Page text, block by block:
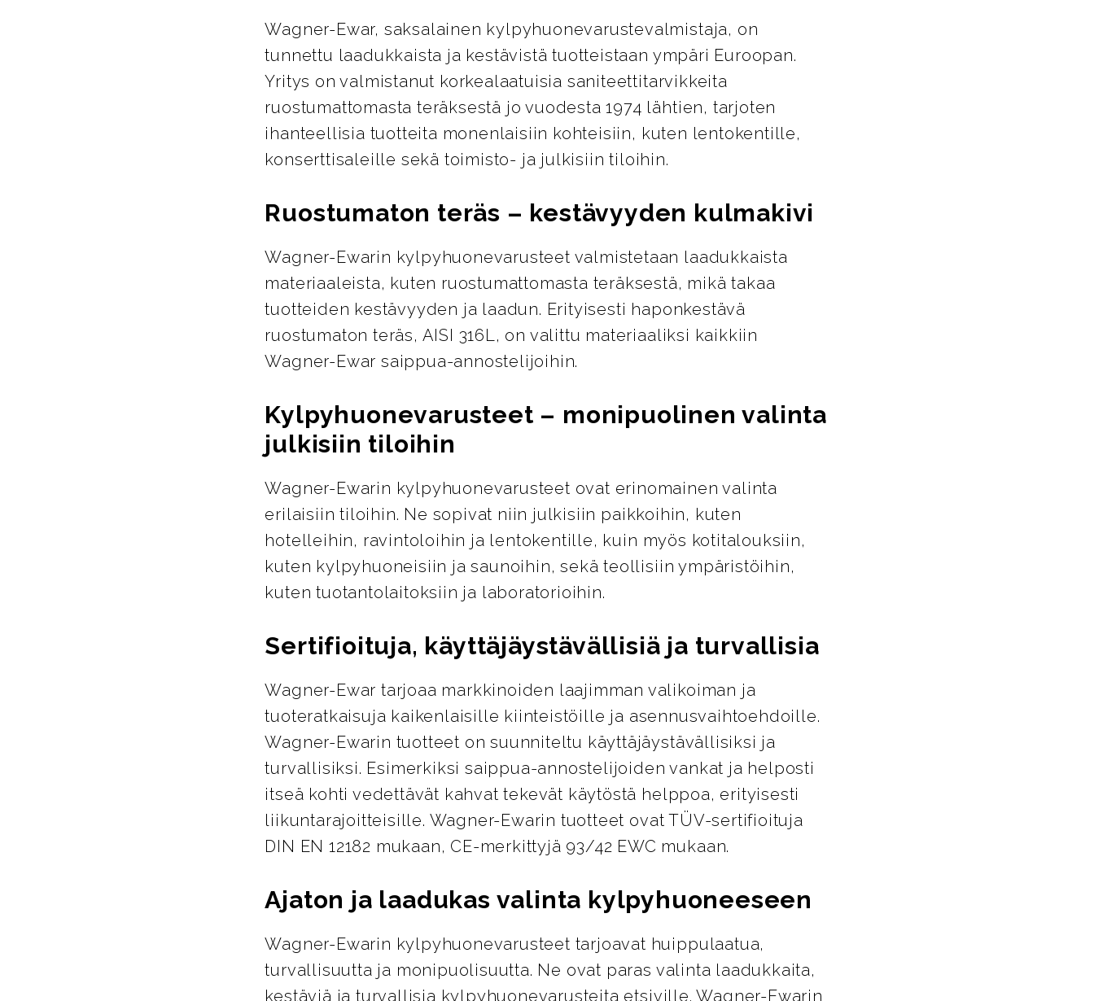
Wagner-Ewar, saksalainen kylpyhuonevarustevalmistaja, on
tunnettu laadukkaista ja kestävistä tuotteistaan ympäri Euroopan.
Yritys on valmistanut korkealaatuisia saniteettitarvikkeita
ruostumattomasta teräksestä jo vuodesta 1974 lähtien, tarjoten
ihanteellisia tuotteita monenlaisiin kohteisiin, kuten lentokentille,
konserttisaleille sekä toimisto- ja julkisiin tiloihin.
Ruostumaton teräs – kestävyyden kulmakivi
Wagner-Ewarin kylpyhuonevarusteet valmistetaan laadukkaista
materiaaleista, kuten ruostumattomasta teräksestä, mikä takaa
tuotteiden kestävyyden ja laadun. Erityisesti haponkestävä
ruostumaton teräs, AISI 316L, on valittu materiaaliksi kaikkiin
Wagner-Ewar saippua-annostelijoihin.
Kylpyhuonevarusteet – monipuolinen valinta
julkisiin tiloihin
Wagner-Ewarin kylpyhuonevarusteet ovat erinomainen valinta
erilaisiin tiloihin. Ne sopivat niin julkisiin paikkoihin, kuten
hotelleihin, ravintoloihin ja lentokentille, kuin myös kotitalouksiin,
kuten kylpyhuoneisiin ja saunoihin, sekä teollisiin ympäristöihin,
kuten tuotantolaitoksiin ja laboratorioihin.
Sertifioituja, käyttäjäystävällisiä ja turvallisia
Wagner-Ewar tarjoaa markkinoiden laajimman valikoiman ja
tuoteratkaisuja kaikenlaisille kiinteistöille ja asennusvaihtoehdoille.
Wagner-Ewarin tuotteet on suunniteltu käyttäjäystävällisiksi ja
turvallisiksi. Esimerkiksi saippua-annostelijoiden vankat ja helposti
itseä kohti vedettävät kahvat tekevät käytöstä helppoa, erityisesti
liikuntarajoitteisille. Wagner-Ewarin tuotteet ovat TÜV-sertifioituja
DIN EN 12182 mukaan, CE-merkittyjä 93/42 EWC mukaan.
Ajaton ja laadukas valinta kylpyhuoneeseen
Wagner-Ewarin kylpyhuonevarusteet tarjoavat huippulaatua,
turvallisuutta ja monipuolisuutta. Ne ovat paras valinta laadukkaita,
kestäviä ja turvallisia kylpyhuonevarusteita etsiville. Wagner-Ewarin